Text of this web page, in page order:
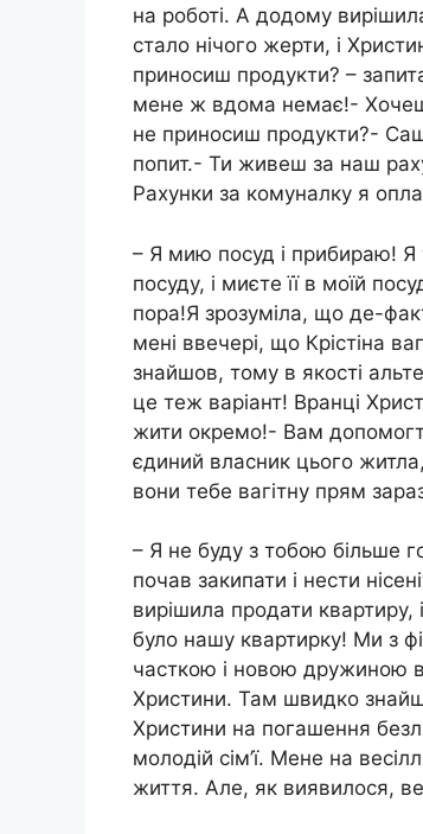
на роботі. А додому
стало нічого жерти, і
приносиш продукти? –
мене ж вдома немає!-
не приносиш продукти?-
попит.- Ти живеш за наш
Рахунки за комуналку я
– Я мию посуд і прибираю! Я
посуду, і миєте її в моїй
пора!Я зрозуміла, що де-
мені ввечері, що Крістіна
знайшов, тому в якості
це теж варіант! Вранці
жити окремо!- Вам
єдиний власник цього
вони тебе вагітну прям
– Я не буду з тобою більше
почав закипати і нести
вирішила продати
було нашу квартирку! Ми з
часткою і новою дружиною
Христини. Там швидко
Христини на погашення
молодій сім’ї. Мене на
життя. Але, як виявилося,